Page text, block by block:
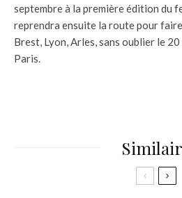
septembre à la première édition du
reprendra ensuite la route pour faire
Brest, Lyon, Arles, sans oublier le
Paris.